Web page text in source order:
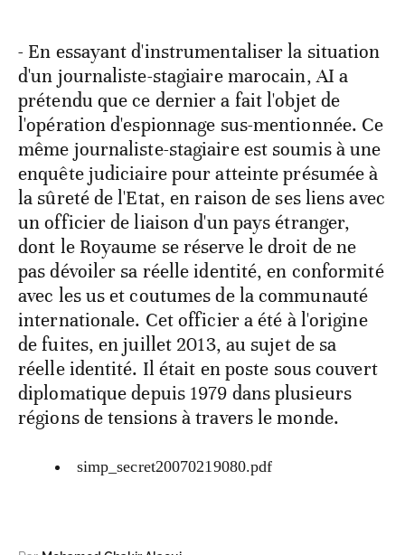
- En essayant d'instrumentaliser la situation
d'un journaliste-stagiaire marocain, AI a
prétendu que ce dernier a fait l'objet de
l'opération d'espionnage sus-mentionnée. Ce
même journaliste-stagiaire est soumis à une
enquête judiciaire pour atteinte présumée à
la sûreté de l'Etat, en raison de ses liens avec
un officier de liaison d'un pays étranger,
dont le Royaume se réserve le droit de ne
pas dévoiler sa réelle identité, en conformité
avec les us et coutumes de la communauté
internationale. Cet officier a été à l'origine
de fuites, en juillet 2013, au sujet de sa
réelle identité. Il était en poste sous couvert
diplomatique depuis 1979 dans plusieurs
régions de tensions à travers le monde.
simp_secret20070219080.pdf